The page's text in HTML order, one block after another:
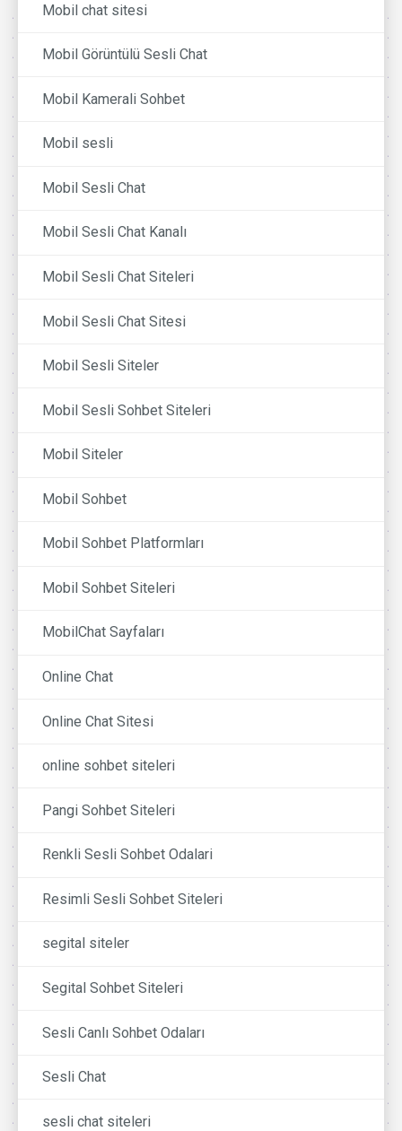
Mobil chat sitesi
Mobil Görüntülü Sesli Chat
Mobil Kamerali Sohbet
Mobil sesli
Mobil Sesli Chat
Mobil Sesli Chat Kanalı
Mobil Sesli Chat Siteleri
Mobil Sesli Chat Sitesi
Mobil Sesli Siteler
Mobil Sesli Sohbet Siteleri
Mobil Siteler
Mobil Sohbet
Mobil Sohbet Platformları
Mobil Sohbet Siteleri
MobilChat Sayfaları
Online Chat
Online Chat Sitesi
online sohbet siteleri
Pangi Sohbet Siteleri
Renkli Sesli Sohbet Odalari
Resimli Sesli Sohbet Siteleri
segital siteler
Segital Sohbet Siteleri
Sesli Canlı Sohbet Odaları
Sesli Chat
sesli chat siteleri